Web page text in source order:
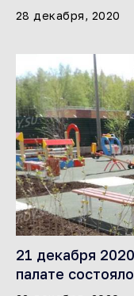
28 декабря, 2020
21 декабря
палате